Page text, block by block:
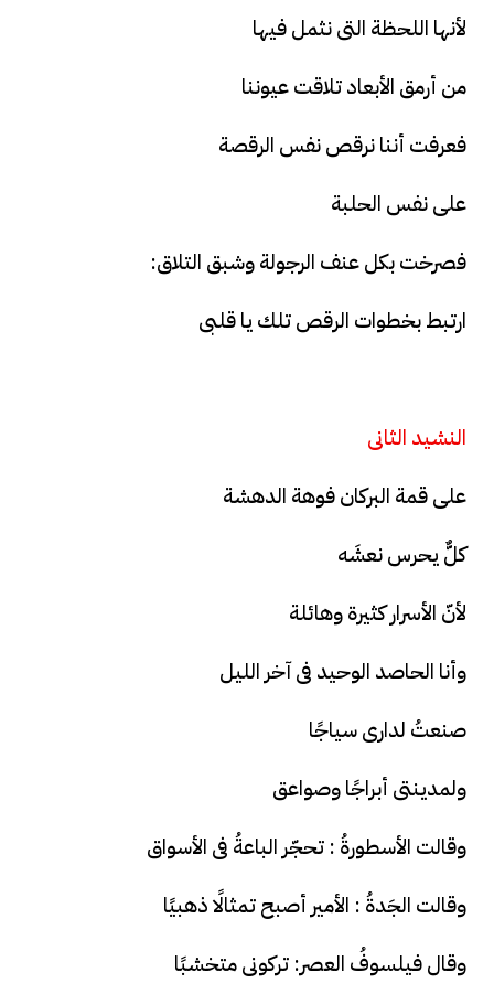
لأنها اللحظة التى نثمل فيها
من أرمق الأبعاد تلاقت عيوننا
فعرفت أننا نرقص نفس الرقصة
على نفس الحلبة
فصرخت بكل عنف الرجولة وشبق التلاق:
ارتبط بخطوات الرقص تلك يا قلبى
النشيد الثانى
على قمة البركان فوهة الدهشة
كلٌّ يحرس نعشَه
لأنّ الأسرار كثيرة وهائلة
وأنا الحاصد الوحيد فى آخر الليل
صنعتُ لدارى سياجًا
ولمدينتى أبراجًا وصواعق
وقالت الأسطورةُ : تحجّر الباعةُ فى الأسواق
وقالت الجَدةُ : الأمير أصبح تمثالًا ذهبيًا
وقال فيلسوفُ العصر: تركونى متخشبًا